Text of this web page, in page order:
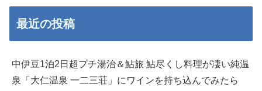
最近の投稿
中伊豆1泊2日超プチ湯治＆鮎旅 鮎尽くし料理が凄い純温
泉「大仁温泉 一二三荘」にワインを持ち込んでみたら